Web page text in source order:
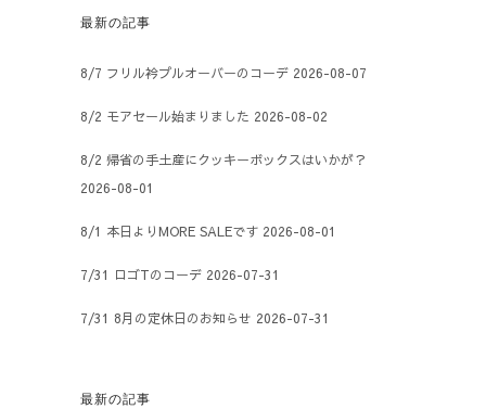
最新の記事
8/7 フリル衿プルオーバーのコーデ 2026-08-07
8/2 モアセール始まりました 2026-08-02
8/2 帰省の手土産にクッキーボックスはいかが？
2026-08-01
8/1 本日よりMORE SALEです 2026-08-01
7/31 ロゴTのコーデ 2026-07-31
7/31 8月の定休日のお知らせ 2026-07-31
最新の記事